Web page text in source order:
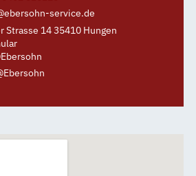
service.de
Strasse 14 35410 Hungen